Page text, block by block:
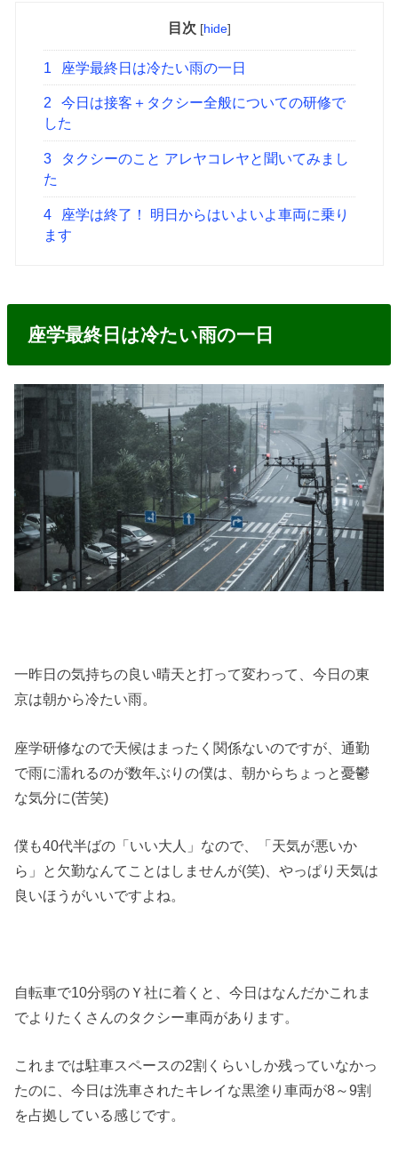
目次 [hide]
1 座学最終日は冷たい雨の一日
2
今日は接客＋タクシー全般についての研修で
した
3
タクシーのこと アレヤコレヤと聞いてみまし
た
4
座学は終了！ 明日からはいよいよ車両に乗り
ます
座学最終日は冷たい雨の一日
一昨日の気持ちの良い晴天と打って変わって、今日の東
京は朝から冷たい雨。
座学研修なので天候はまったく関係ないのですが、通勤
で雨に濡れるのが数年ぶりの僕は、朝からちょっと憂鬱
な気分に(苦笑)
僕も40代半ばの「いい大人」なので、「天気が悪いか
ら」と欠勤なんてことはしませんが(笑)、やっぱり天気は
良いほうがいいですよね。
自転車で10分弱のＹ社に着くと、今日はなんだかこれま
でよりたくさんのタクシー車両があります。
これまでは駐車スペースの2割くらいしか残っていなかっ
たのに、今日は洗車されたキレイな黒塗り車両が8～9割
を占拠している感じです。